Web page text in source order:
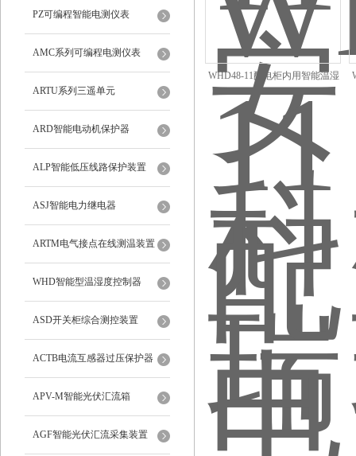
PZ可编程智能电测仪表
AMC系列可编程电测仪表
ARTU系列三遥单元
ARD智能电动机保护器
ALP智能低压线路保护装置
ASJ智能电力继电器
ARTM电气接点在线测温装置
WHD智能型温湿度控制器
ASD开关柜综合测控装置
ACTB电流互感器过压保护器
APV-M智能光伏汇流箱
AGF智能光伏汇流采集装置
WHD48-11配电柜内用智能温湿
度控制器安科瑞WH系列